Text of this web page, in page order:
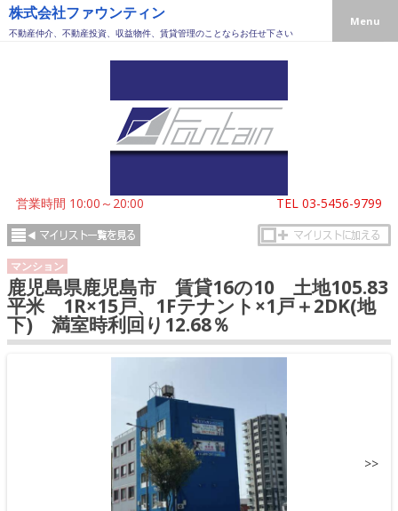
株式会社ファウンティン
不動産仲介、不動産投資、収益物件、賃貸管理のことならお任せ下さい
営業時間 10:00～20:00 TEL 03-5456-9799
Menu
マンション
鹿児島県鹿児島市 賃貸16の10 土地105.83
平米 1R×15戸、1Fテナント×1戸＋2DK(地
下) 満室時利回り12.68％
>>